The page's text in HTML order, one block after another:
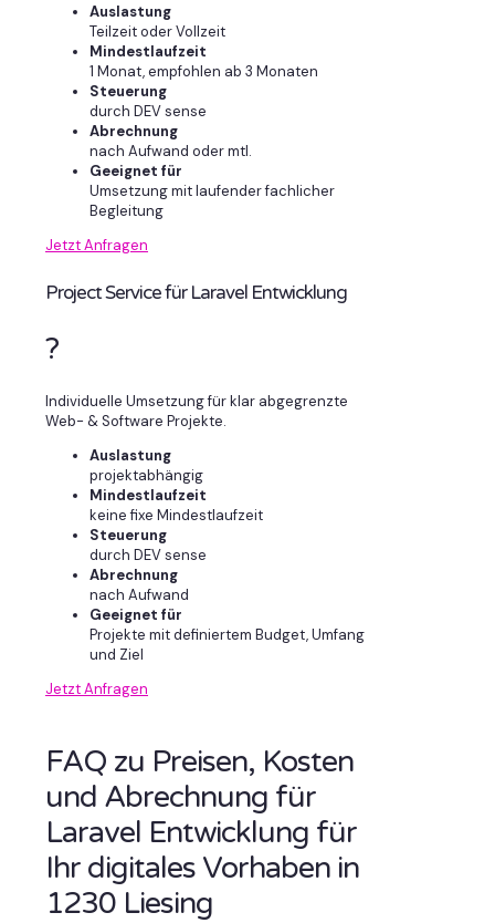
Auslastung
Teilzeit oder Vollzeit
Mindestlaufzeit
1 Monat, empfohlen ab 3 Monaten
Steuerung
durch DEV sense
Abrechnung
nach Aufwand oder mtl.
Geeignet für
Umsetzung mit laufender fachlicher
Begleitung
Jetzt Anfragen
Project Service für Laravel Entwicklung
?
Individuelle Umsetzung für klar abgegrenzte
Web- & Software Projekte.
Auslastung
projektabhängig
Mindestlaufzeit
keine fixe Mindestlaufzeit
Steuerung
durch DEV sense
Abrechnung
nach Aufwand
Geeignet für
Projekte mit definiertem Budget, Umfang
und Ziel
Jetzt Anfragen
FAQ zu Preisen, Kosten
und Abrechnung für
Laravel Entwicklung für
Ihr digitales Vorhaben in
1230 Liesing